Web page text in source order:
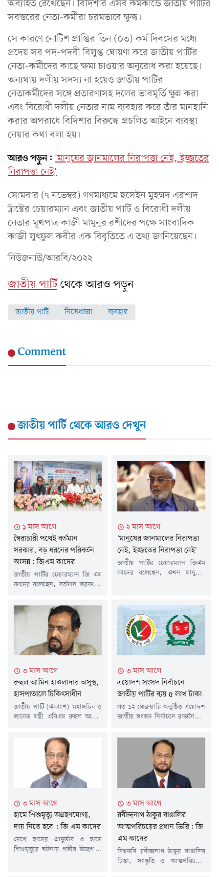
অব্যাহত রেখেছেন। বিদিশার এসব কর্মকান্ডে জাতীয় পার্টির
সবস্তরের নেতা-কর্মীরা চরমভাবে ক্ষুদ্ধ।
সে কারণে নোটিশ প্রাপ্তির তিন (০৩) কর্ম দিবসের মধ্যে
প্রদেয় সব পদ-পদবী বিলুপ্ত ঘোয়ণা করে জাতীয় পার্টির
নেতা-কর্মীদের কাছে ক্ষমা চাওয়ার অনুরোধ করা হয়েছে।
অন্যথায় দলীয় সদস্য না হয়েও জাতীয় পার্টির
নেতাকর্মীদের সঙ্গে প্রতারণাসহ দলের ভাবমূর্তি ক্ষুন্ন করা
এবং বিরোধী দলীয় নেতার নাম ব্যবহার করে তাঁর মানহানি
করার অপরাধে বিদিশার বিরুদ্ধে প্রচলিত আইনে ব্যবস্থা
নেয়ার কথা বলা হয়।
আরও পড়ুন: 'মানুষের জানমালের নিরাপত্তা নেই, ইজ্জতের
নিরাপত্তা নেই'
সোমবার (৭ নভেম্বর) গণমাধ্যমে হুসেইন মুহম্মদ এরশাদ
ট্রাস্টের চেয়ারম্যান এবং জাতীয় পার্টি ও বিরোধী দলীয়
নেতার মূখপাত্র কাজী মামুনুর রশীদের পক্ষে সাংবাদিক
কাজী লুৎফুল কবীর এক বিবৃতিতে এ তথ্য জানিয়েছেন।
নিউজনাউ/আরবি/২০২২
জাতীয় পার্টিথেকে আরও পড়ুন
জাতীয় পার্টি নিষেধাজ্ঞা ব্যবহার
Comment
জাতীয় পার্টিথেকে আরও দেখুন
১ মাস আগে
স্বৈরাচারী পথেই বর্তমান
সরকার, বড় ধরনের পরিবর্তন
আসন্ন: জিএম কাদের
জাতীয় পার্টির চেয়ারম্যান জি এম
কাদের বলেছেন, বর্তমান সরকারও
সরকারের পথ অনুসরণ করছে।
তিনি বলেছেন, দেশে রাজনৈতিক
অসহিষ্ণুতা, দমন-পীড়ন এবং
বৈষম্য আরও তীব্র হয়েছে। তিনি
হুঁশিয়ারি উচ্চারণ করে বলেন,
সরকার যদি দ্রুত অন্তর্ভুক্তিমূলক
নিশ্চিত করতে ব্যর্থ হয়, তবে দেশে
বড় ধরনের রাজনৈতিক...
২ মাস আগে
'মানুষের জানমালের নিরাপত্তা
নেই, ইজ্জতের নিরাপত্তা নেই'
জাতীয় পার্টির চেয়ারম্যান জিএম
কাদের বলেছেন, এখন মানুষের
এই পরিস্থিতিতে জাতীয় পার্টির প্রতি
মানুষের আগ্রহ বাড়ছে।সম্প্রতি
গণমাধ্যমকে দেওয়া এক বিশেষ
সাক্ষাৎকারে এসব কথা বলেন
তিনি।জাতীয় পার্টির বর্ধিত সভায়
দলের চেয়ারম্যান জিএম কাদের।
তিনি...
৩ মাস আগে
রুহুল আমিন হাওলাদার অসুস্থ,
হাসপাতালে চিকিৎসাধীন
জাতীয় পার্টি (একাংশ) মহাসচিব ও
সাবেক মন্ত্রী এবিএম রুহুল আমিন
ভর্তি হয়েছেন। রাজধানীর
ইউনাইটেড হাসপাতালের করোনারি
কেয়ার ইউনিটে (সিসিইউ) তার
চিকিৎসা চলছে।বৃহস্পতিবার (২১
মে) দলের দফতর সম্পাদক এম এ
রাজ্জাক খান এক প্রেস বিজ্ঞপ্তিতে এ
হয়, রুহুল আমিন হাওলাদার গত
মঙ্গলবার অসুস্থতা...
৩ মাস আগে
ত্রয়োদশ সংসদ নির্বাচনে
জাতীয় পার্টির ব্যয় ৫ লাখ টাকা
গত ১২ ফেব্রুয়ারি অনুষ্ঠিত ত্রয়োদশ
জাতীয় সংসদ নির্বাচনে রাজনৈতিক
ব্যয় করেছে জাতীয় পার্টি (জাপা)।
বুধবার (১৩ মে) দলটির পক্ষ থেকে
নির্বাচন কমিশনে (ইসি) এই
নির্বাচনী ব্যয়ের হিসাব জমা দেওয়া
হয়। দলের চেয়ারম্যান গোলাম
মোহাম্মদ কাদেরের পক্ষে এই হিসাব
মহাসচিব রেজাউল...
৩ মাস আগে
হামে শিশুমৃত্যু অগ্রহণযোগ্য,
দায় নিতে হবে : জি এম কাদের
দেশে হামের প্রাদুর্ভাব ও হামে
শিশুমৃত্যুর ঘটনায় গভীর উদ্বেগ ও
৩ মাস আগে
রবীন্দ্রনাথ ঠাকুর বাঙালির
আত্মপরিচয়ের প্রধান ভিত্তি: জি
এম কাদের
বিশ্বকবি রবীন্দ্রনাথ ঠাকুর বাঙালির
চিন্তা, সংস্কৃতি ও আত্মপরিচয়ের